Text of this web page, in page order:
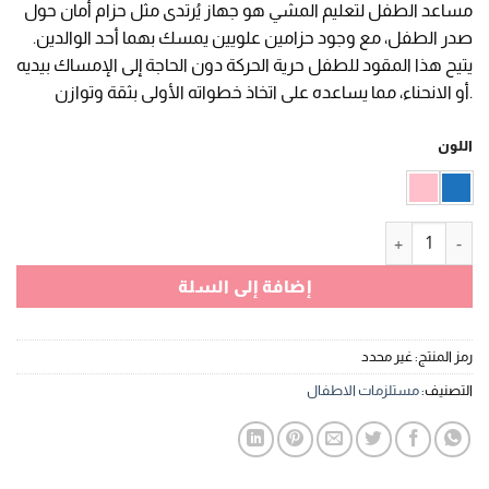
هو:
EGP 150,00.
هو:
EGP 120,00.
مساعد الطفل لتعليم المشي هو جهاز يُرتدى مثل حزام أمان حول
صدر الطفل، مع وجود حزامين علويين يمسك بهما أحد الوالدين.
يتيح هذا المقود للطفل حرية الحركة دون الحاجة إلى الإمساك بيديه
أو الانحناء، مما يساعده على اتخاذ خطواته الأولى بثقة وتوازن.
اللون
كمية مساعد الطفل لتعليم المشي
إضافة إلى السلة
رمز المنتج: غير محدد
التصنيف:مستلزمات الاطفال